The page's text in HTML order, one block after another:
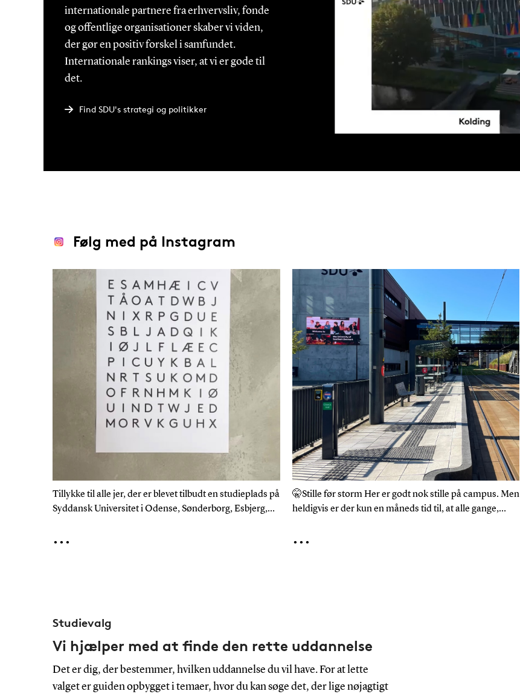
internationale partnere fra erhvervsliv, fonde
og offentlige organisationer skaber vi viden,
der gør en positiv forskel i samfundet.
Internationale rankings viser, at vi er gode til
det.
Find SDU's strategi og politikker
Følg med på Instagram
Tillykke til alle jer, der er blevet tilbudt en studieplads på
Syddansk Universitet i Odense, Sønderborg, Esbjerg,
...
🤫Stille før storm Her er godt nok stille på campus. Men
heldigvis er der kun en måneds tid til, at alle gange,
...
Studievalg
Vi hjælper med at finde den rette uddannelse
Det er dig, der bestemmer, hvilken uddannelse du vil have. For at lette
valget er guiden opbygget i temaer, hvor du kan søge det, der lige nøjagtigt